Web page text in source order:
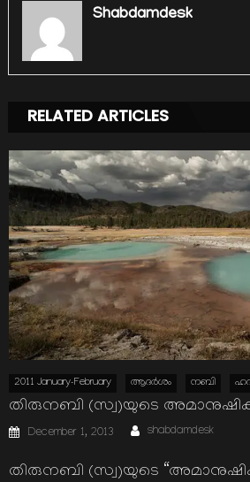
Shabdamdesk
RELATED ARTICLES
2011 January-February ആദര്‍ശം നബി
തിരുനബി (സ്വ)യുടെ
Posted
on
December 1, 2013 Author
shabdamdesk
തിരുനബി (സ്വ)യുടെ